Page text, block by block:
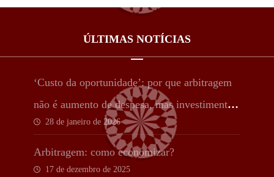
ÚLTIMAS NOTÍCIAS
‘Custo da oportunidade’: por que arbitragem
não é aumento de despesa, mas investimento
estratégico
28 de janeiro de 2026
Arbitragem: como economizar?
17 de dezembro de 2025